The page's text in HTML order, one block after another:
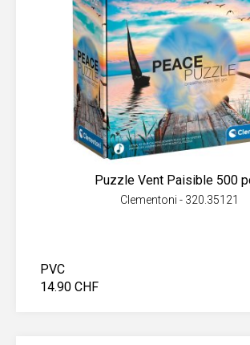
Puzzle Vent Paisible 500
Clementoni - 320.35121
PVC
14.90 CHF